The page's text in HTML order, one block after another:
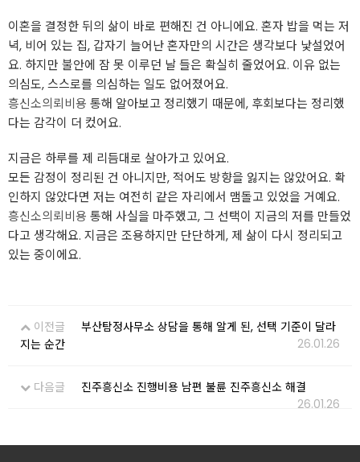
이혼을 결정한 뒤의 삶이 바로 편해진 건 아니에요. 혼자 밥을 먹는 저
녁, 비어 있는 집, 갑자기 늘어난 혼자만의 시간은 생각보다 낯설었어
요. 하지만 불안에 잠 못 이루던 날 들은 확실히 줄었어요. 이유 없는
의심도, 스스로를 의심하는 일도 없어졌어요.
흥신소의뢰비용 통해 알아보고 정리했기 때문에, 후회보다는 정리했
다는 감각이 더 컸어요.
지금은 하루를 제 리듬대로 살아가고 있어요.
모든 감정이 정리된 건 아니지만, 적어도 방향을 잃지는 않았어요. 확
인하지 않았다면 저는 여전히 같은 자리에서 맴돌고 있었을 거예요.
흥신소의뢰비용 통해 사실을 마주했고, 그 선택이 지금의 저를 만들었
다고 생각해요. 지금은 조용하지만 단단하게, 제 삶이 다시 정리되고
있는 중이에요.
이전글
부산탐정사무소 상담을 통해 알게 된, 선택 기준이 달라
지는 순간
26.01.26
다음글
진주흥신소 진행비용 남편 불륜 진주흥신소 해결
26.01.26